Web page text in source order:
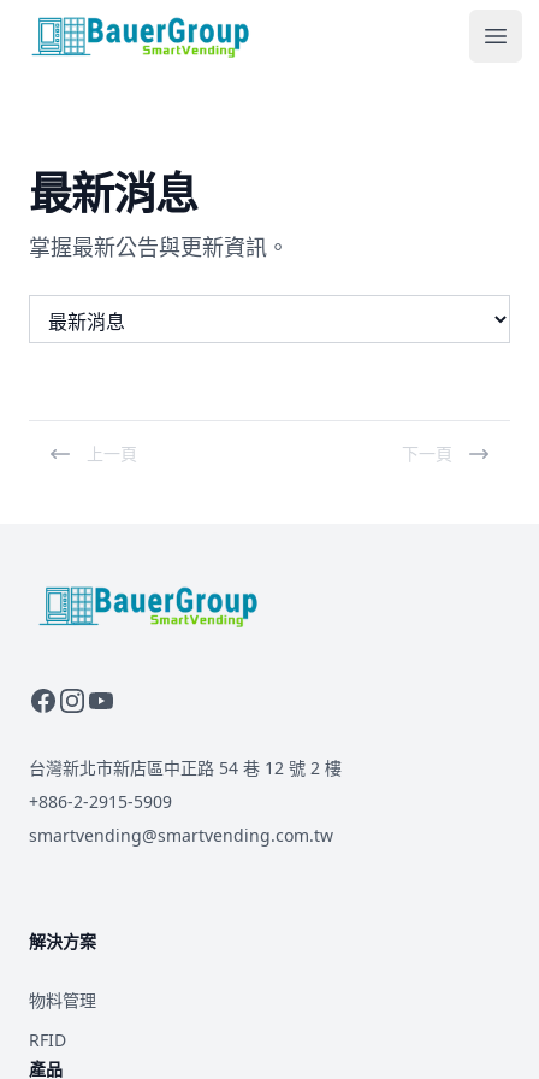
包爾科技
最新消息
掌握最新公告與更新資訊。
上一頁 下一頁
BauerGroup Tech
台灣新北市新店區中正路 54 巷 12 號 2 樓
+886-2-2915-5909
smartvending@smartvending.com.tw
解決方案
物料管理
RFID
產品